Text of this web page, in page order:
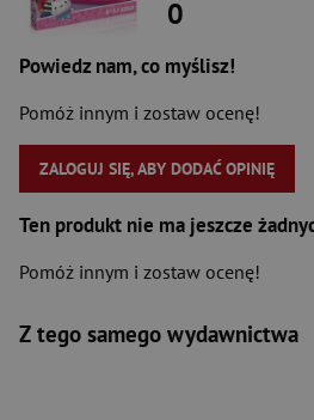
0
Powiedz nam, co myślisz!
Pomóż innym i zostaw ocenę!
ZALOGUJ SIĘ, ABY DODAĆ OPINIĘ
Ten produkt nie ma jeszcze
Pomóż innym i zostaw ocenę!
Z tego samego wydawnictwa